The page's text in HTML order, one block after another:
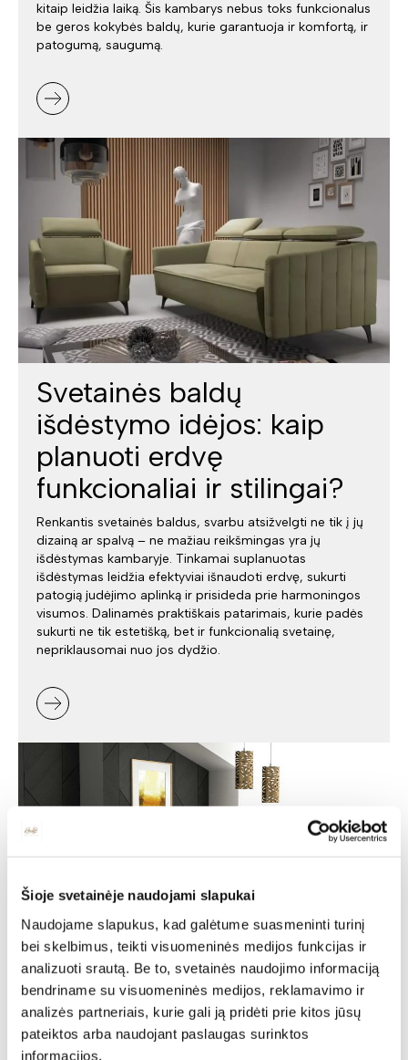
Šioje svetainėje naudojami slapukai
Naudojame slapukus, kad galėtume suasmeninti turinį
bei skelbimus, teikti visuomeninės medijos funkcijas ir
analizuoti srautą. Be to, svetainės naudojimo informaciją
bendriname su visuomeninės medijos, reklamavimo ir
analizės partneriais, kurie gali ją pridėti prie kitos jūsų
pateiktos arba naudojant paslaugas surinktos
informacijos.
kitaip leidžia laiką. Šis kambarys nebus toks funkcionalus
be geros kokybės baldų, kurie garantuoja ir komfortą, ir
patogumą, saugumą.
Svetainės baldų
išdėstymo idėjos: kaip
planuoti erdvę
funkcionaliai ir stilingai?
Renkantis svetainės baldus, svarbu atsižvelgti ne tik į jų
dizainą ar spalvą – ne mažiau reikšmingas yra jų
išdėstymas kambaryje. Tinkamai suplanuotas
išdėstymas leidžia efektyviai išnaudoti erdvę, sukurti
patogią judėjimo aplinką ir prisideda prie harmoningos
visumos. Dalinamės praktiškais patarimais, kurie padės
sukurti ne tik estetišką, bet ir funkcionalią svetainę,
nepriklausomai nuo jos dydžio.
Minkšti baldai -
jaukumas ir stilius jūsų
namuose